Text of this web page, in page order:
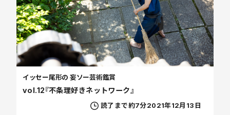
vol.12『不条理好きネットワーク』
イッセー尾形の 妄ソー芸術鑑賞
読了まで約7分2021年12月13日